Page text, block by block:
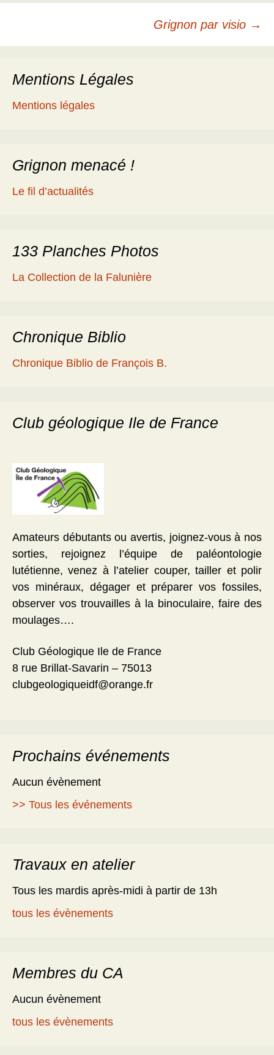
des
articles
Grignon par visio →
Mentions Légales
Mentions légales
Grignon menacé !
Le fil d’actualités
133 Planches Photos
La Collection de la Falunière
Chronique Biblio
Chronique Biblio de François B.
Club géologique Ile de France
Amateurs débutants ou avertis, joignez-vous à nos
sorties, rejoignez l’équipe de paléontologie
lutétienne, venez à l’atelier couper, tailler et polir
vos minéraux, dégager et préparer vos fossiles,
observer vos trouvailles à la binoculaire, faire des
moulages….
Club Géologique Ile de France
8 rue Brillat-Savarin – 75013
clubgeologiqueidf@orange.fr
Prochains événements
Aucun évènement
>> Tous les événements
Travaux en atelier
Tous les mardis après-midi à partir de 13h
tous les évènements
Membres du CA
Aucun évènement
tous les évènements